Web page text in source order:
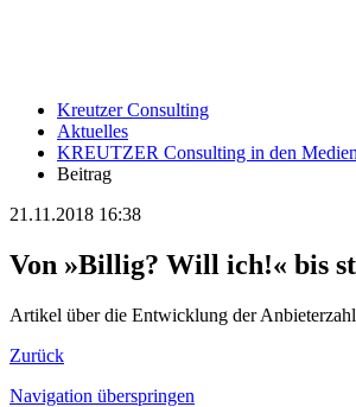
Kreutzer Consulting
Aktuelles
KREUTZER Consulting in den Medien
Beitrag
21.11.2018 16:38
Von »Billig? Will ich!« bis
Artikel über die Entwicklung der
Zurück
Navigation überspringen